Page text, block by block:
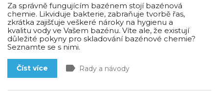
Za správně fungujícím bazénem stojí bazénová
chemie. Likviduje bakterie, zabraňuje tvorbě řas,
zkrátka zajišťuje veškeré nároky na hygienu a
kvalitu vody ve Vašem bazénu. Víte ale, že existují
důležité pokyny pro skladování bazénové chemie?
Seznamte se s nimi.
Číst více label Rady a návody